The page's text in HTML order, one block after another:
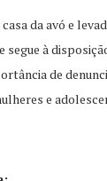
da avó e
à
de
e